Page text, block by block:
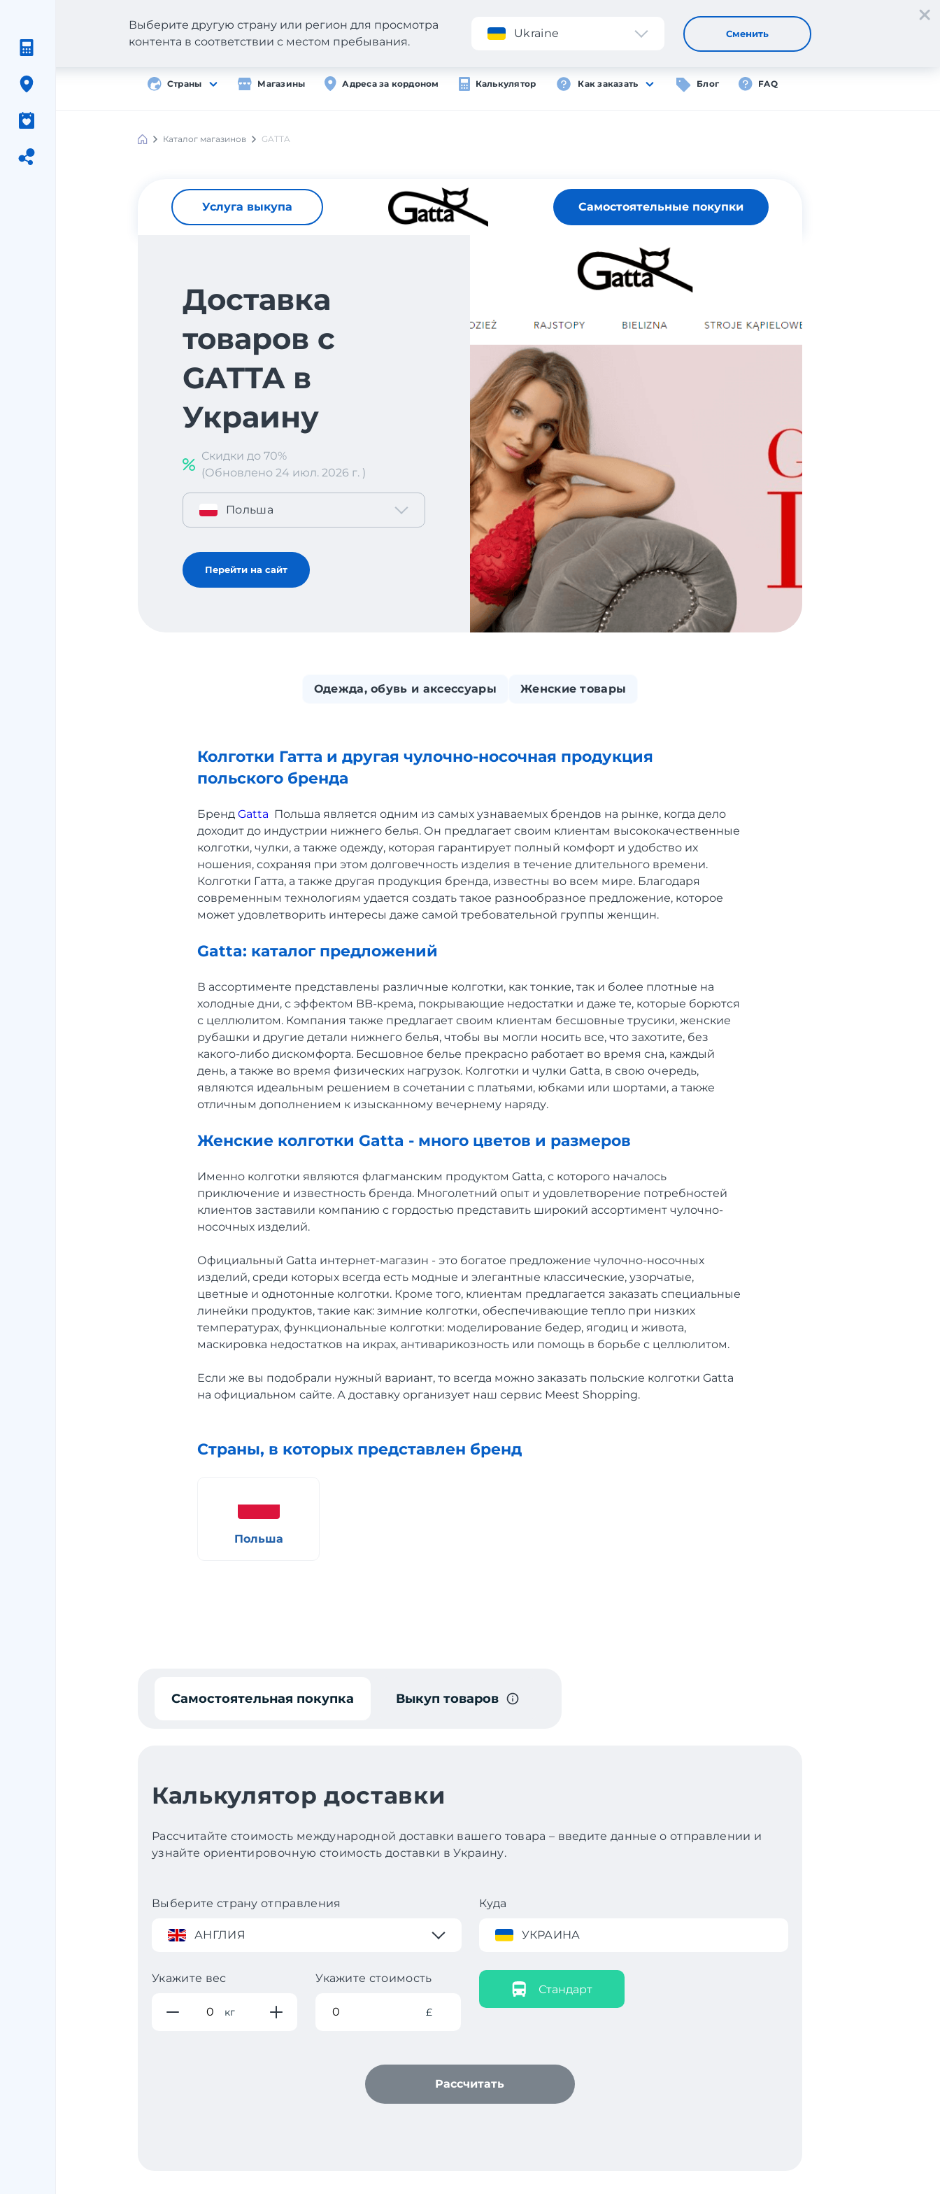
Приложение Регистрация Вход
Страны Магазины Адреса за кордоном Калькулятор Как заказать Блог FAQ
Выберите другую страну или регион для просмотра
контента в соответствии с местом пребывания.
Ukraine Сменить
Каталог магазинов GATTA
Услуга выкупа Самостоятельные покупки
Доставка
товаров с
GATTA в
Украину
Скидки до 70%
(Обновлено 24 июл. 2026 г. )
Польша
Перейти на сайт
Одежда, обувь и аксессуары Женские товары
Колготки Гатта и другая чулочно-носочная продукция
польского бренда
Бренд Gatta Польша является одним из самых узнаваемых брендов на рынке, когда дело
доходит до индустрии нижнего белья. Он предлагает своим клиентам высококачественные
колготки, чулки, а также одежду, которая гарантирует полный комфорт и удобство их
ношения, сохраняя при этом долговечность изделия в течение длительного времени.
Колготки Гатта, а также другая продукция бренда, известны во всем мире. Благодаря
современным технологиям удается создать такое разнообразное предложение, которое
может удовлетворить интересы даже самой требовательной группы женщин.
Gatta: каталог предложений
В ассортименте представлены различные колготки, как тонкие, так и более плотные на
холодные дни, с эффектом BB-крема, покрывающие недостатки и даже те, которые борются
с целлюлитом. Компания также предлагает своим клиентам бесшовные трусики, женские
рубашки и другие детали нижнего белья, чтобы вы могли носить все, что захотите, без
какого-либо дискомфорта. Бесшовное белье прекрасно работает во время сна, каждый
день, а также во время физических нагрузок. Колготки и чулки Gatta, в свою очередь,
являются идеальным решением в сочетании с платьями, юбками или шортами, а также
отличным дополнением к изысканному вечернему наряду.
Женские колготки Gatta - много цветов и размеров
Именно колготки являются флагманским продуктом Gatta, с которого началось
приключение и известность бренда. Многолетний опыт и удовлетворение потребностей
клиентов заставили компанию с гордостью представить широкий ассортимент чулочно-
носочных изделий.
Официальный Gatta интернет-магазин - это богатое предложение чулочно-носочных
изделий, среди которых всегда есть модные и элегантные классические, узорчатые,
цветные и однотонные колготки. Кроме того, клиентам предлагается заказать специальные
линейки продуктов, такие как: зимние колготки, обеспечивающие тепло при низких
температурах, функциональные колготки: моделирование бедер, ягодиц и живота,
маскировка недостатков на икрах, антиварикозность или помощь в борьбе с целлюлитом.
Если же вы подобрали нужный вариант, то всегда можно заказать польские колготки Gatta
на официальном сайте. А доставку организует наш сервис Meest Shopping.
Страны, в которых представлен бренд
Польша
Самостоятельная покупка Выкуп товаров
Калькулятор доставки
Рассчитайте стоимость международной доставки вашего товара – введите данные о отправлении и
узнайте ориентировочную стоимость доставки в Украину.
Выберите страну отправления
АНГЛИЯ
Куда
УКРАИНА
Укажите вес
кг
Укажите стоимость
£
Стандарт
Рассчитать